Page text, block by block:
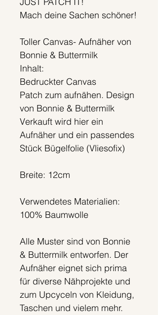
Mach deine Sachen schöner!
Toller Canvas- Aufnäher von
Bonnie & Buttermilk
Inhalt:
Bedruckter Canvas
Patch zum aufnähen. Design
von Bonnie & Buttermilk
Verkauft wird hier ein
Aufnäher und ein passendes
Stück Bügelfolie (Vliesofix)
Breite: 12cm
Verwendetes Materialien:
100% Baumwolle
Alle Muster sind von Bonnie
& Buttermilk entworfen. Der
Aufnäher eignet sich prima
für diverse Nähprojekte und
zum Upcyceln von Kleidung,
Taschen und vielem mehr.